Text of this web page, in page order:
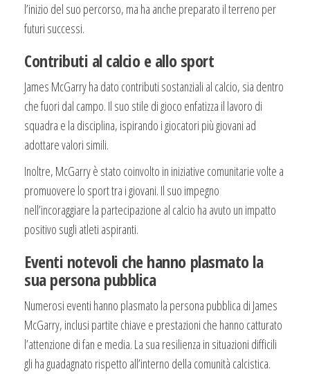
l’inizio del suo percorso, ma ha anche preparato il terreno per
futuri successi.
Contributi al calcio e allo sport
James McGarry ha dato contributi sostanziali al calcio, sia dentro
che fuori dal campo. Il suo stile di gioco enfatizza il lavoro di
squadra e la disciplina, ispirando i giocatori più giovani ad
adottare valori simili.
Inoltre, McGarry è stato coinvolto in iniziative comunitarie volte a
promuovere lo sport tra i giovani. Il suo impegno
nell’incoraggiare la partecipazione al calcio ha avuto un impatto
positivo sugli atleti aspiranti.
Eventi notevoli che hanno plasmato la
sua persona pubblica
Numerosi eventi hanno plasmato la persona pubblica di James
McGarry, inclusi partite chiave e prestazioni che hanno catturato
l’attenzione di fan e media. La sua resilienza in situazioni difficili
gli ha guadagnato rispetto all’interno della comunità calcistica.